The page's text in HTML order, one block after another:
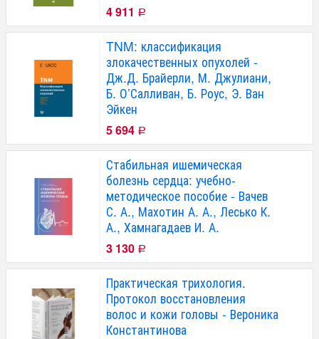
4 911 Р
TNM: классификация
злокачественных опухолей -
Дж.Д. Брайерли, М. Джулиани,
Б. О’Салливан, Б. Роус, Э. Ван
Эйкен
5 694 Р
Стабильная ишемическая
болезнь сердца: учебно-
методическое пособие - Вачев
С. А., Махотин А. А., Лесько К.
А., Хамнагадаев И. А.
3 130 Р
Практическая трихология.
Протокол восстановления
волос и кожи головы - Вероника
Константинова